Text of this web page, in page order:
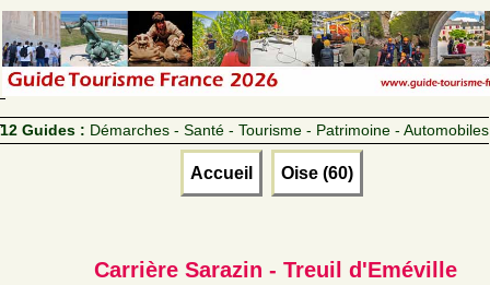
12 Guides : Démarches - Santé - Tourisme - Patrimoine - Automobiles
Accueil Oise (60)
Carrière Sarazin - Treuil d'Eméville